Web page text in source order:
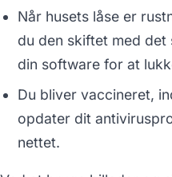
Når husets låse er
du den skiftet med
din software for at
Du bliver vaccineret,
opdater dit
nettet.